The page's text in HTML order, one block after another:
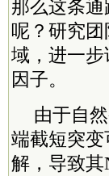
那么这条
呢？研究
域，进一
因子。
由于自
端截短突
解，导致